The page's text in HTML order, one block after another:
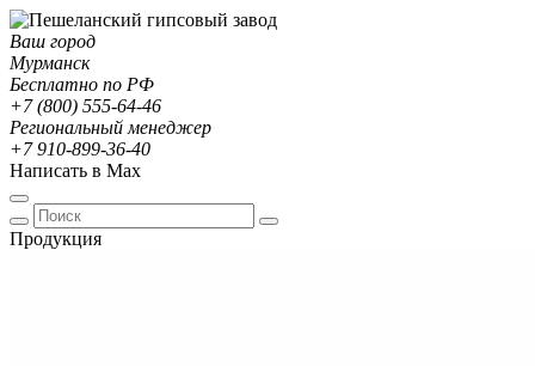
Ваш город
Мурманск
Бесплатно по РФ
+7 (800) 555-64-46
Региональный менеджер
+7 910-899-36-40
Написать в Max
Продукция